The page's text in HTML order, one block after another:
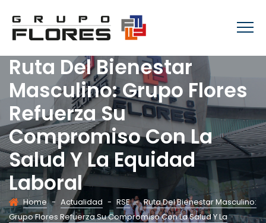
Ruta Del Bienestar
Masculino: Grupo Flores
Refuerza Su
Compromiso Con La
Salud Y La Equidad
Laboral
Home - Actualidad - RSE - Ruta Del Bienestar Masculino:
Grupo Flores Refuerza Su Compromiso Con La Salud Y La